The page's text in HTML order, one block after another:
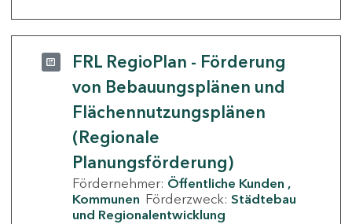
FRL RegioPlan - Förderung
von Bebauungsplänen und
Flächennutzungsplänen
(Regionale
Planungsförderung)
Fördernehmer: Öffentliche Kunden
Kommunen Förderzweck: Städtebau
und Regionalentwicklung